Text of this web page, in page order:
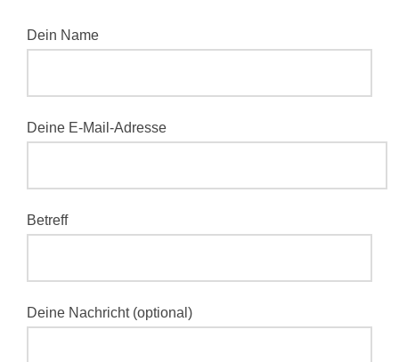
Dein Name
Deine E-Mail-Adresse
Betreff
Deine Nachricht (optional)